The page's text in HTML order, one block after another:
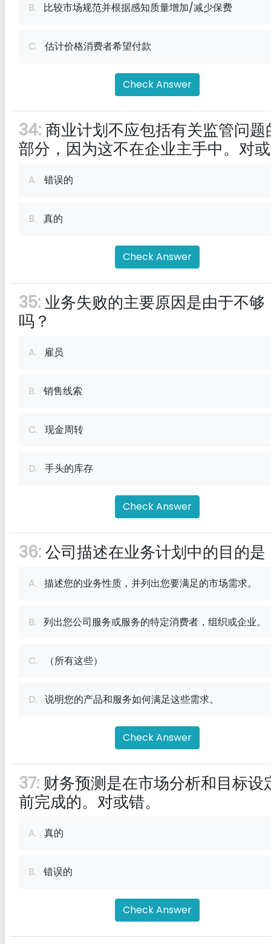
B. 比较市场规范并根据感知质量增加/减少保费
C. 估计价格消费者希望付款
Check Answer
34:商业计划不应包括有关监管问题
部分，因为这不在企业主手中。对
A. 错误的
B. 真的
Check Answer
35:业务失败的主要原因是由于不够
吗？
A. 雇员
B. 销售线索
C. 现金周转
D. 手头的库存
Check Answer
36:公司描述在业务计划中的目的是
A. 描述您的业务性质，并列出您要满足的市场需求。
B. 列出您公司服务或服务的特定消费者，组织或企业。
C. （所有这些）
D. 说明您的产品和服务如何满足这些需求。
Check Answer
37: 财务预测是在市场分析和目标设
前完成的。对或错。
A. 真的
B. 错误的
Check Answer